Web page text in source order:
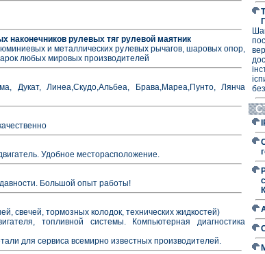
наконечников рулевых тяг рулевой маятник
и металлических рулевых рычагов, шаровых опор,
любых мировых производителей
Дукат, Линеа,Скудо,Альбеа, Брава,Мареа,Пунто, Лянча
Удобное месторасположение.
Большой опыт работы!
свечей, тормозных колодок, технических жидкостей)
топливной системы. Компьютерная диагностика
для сервиса всемирно известных производителей.